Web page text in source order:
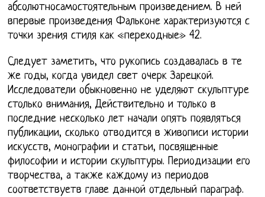
абсолютносамостоятельным произведением. В ней
впервые произведения Фальконе характеризуются с
точки зрения стиля как «переходные» 42.
Следует заметить, что рукопись создавалась в те
же годы, когда увидел свет очерк Зарецкой.
Исследователи обыкновенно не уделяют скульптуре
столько внимания, Действительно и только в
последние несколько лет начали опять появляться
публикации, сколько отводится в живописи истории
искусств, монографии и статьи, посвященные
философии и истории скульптуры. Периодизации его
творчества, а также каждому из периодов
соответствуетв главе данной отдельный параграф.